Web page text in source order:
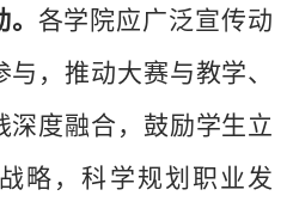
各学院应广泛宣传动
，推动大赛与教学、
深度融合，鼓励学生立
略，科学规划职业发